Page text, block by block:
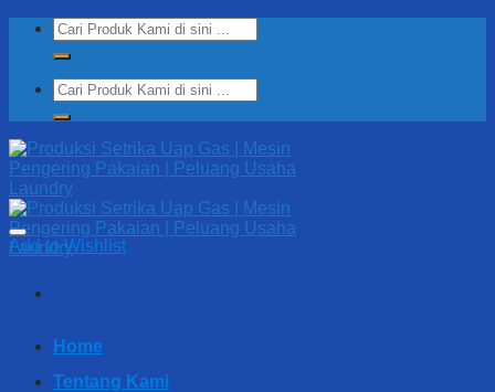
Skip
content
Search
for:
Search
for:
Home
Tentang Kami
Add to Wishlist